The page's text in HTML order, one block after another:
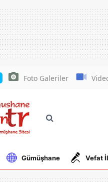
Foto Galeriler
Gümüşhane Vefat